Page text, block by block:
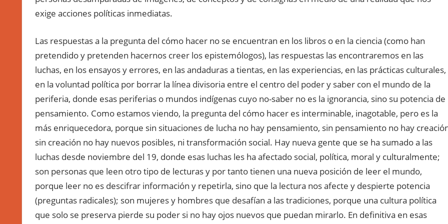
exige acciones políticas inmediatas.
Las respuestas a la pregunta del cómo hacer no se encuentran en los libros o en la ciencia (como han
pretendido y pretenden hacernos creer los epistemólogos), las respuestas las encontraremos en las
luchas, en los ensayos y errores, en las andaduras a tientas, en las experiencias, en las prácticas culturales,
en la voluntad política por borrar la línea divisoria entre el centro del poder y saber con el mundo de la
periferia, donde esas periferias o mundos indígenas cuyo no-saber no es la ignorancia, sino su potencia de
pensamiento. Como estamos viendo, la pregunta del cómo hacer es interminable, inagotable, pero es la
más enriquecedora, porque sin situaciones de lucha no hay pensamiento, sin pensamiento no hay
sin creación no hay nuevos posibles, ni transformación social. Hay nueva gente que se ha sumado a las
luchas desde noviembre del 19, donde esas luchas les ha afectado social, política, moral y culturalmente;
son personas que leen otro tipo de lecturas y por tanto tienen una nueva posición de leer el mundo,
porque leer no es descifrar información y repetirla, sino que la lectura nos afecte y despierte potencia
(preguntas radicales); son mujeres y hombres que desafían a las tradiciones, porque una cultura política
que solo se preserva pierde su poder si no hay ojos nuevos que puedan mirarlo. En definitiva en esas